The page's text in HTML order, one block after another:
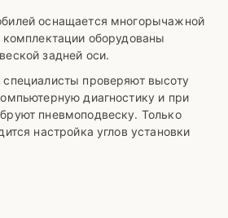
оснащается многорычажной
оборудованы
задней оси.
проверяют высоту
диагностику и при
пневмоподвеску. Только
настройка углов установки